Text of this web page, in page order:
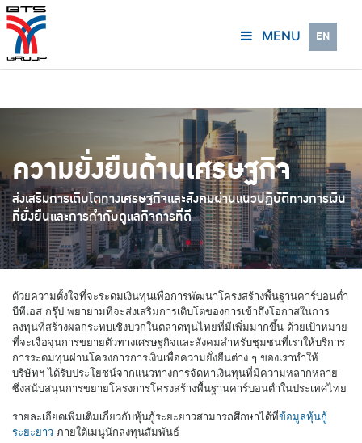
MENU EN
ความยั่งยืนด้านเศรษฐกิจ
ส่งเสริมการเติบโตทางเศรษฐกิจและสังคมผ่านแนวปฏิบัติทางการเงิน
ที่ยั่งยืนและการกำกับดูแลกิจการที่ดี
ด้วยความตั้งใจที่จะระดมเงินทุนเพื่อการพัฒนาโครงสร้างพื้นฐานคาร์บอนต่ำ
บีทีเอส กรุ๊ป พยายามที่จะส่งเสริมการเติบโตของการเข้าถึงโอกาสในการ
ลงทุนที่สร้างผลกระทบเชิงบวกในตลาดทุนไทยที่มีเพิ่มมากขึ้น ด้วยเป้าหมาย
ที่จะเจือจุนการขยายตัวทางเศรษฐกิจและสังคมสำหรับชุมชนที่เราให้บริการ
การระดมทุนผ่านโครงการการเงินเพื่อความยั่งยืนต่าง ๆ ของเราทำให้
บริษัทฯ ได้รับประโยชน์จากแนวทางการจัดหาเงินทุนที่มีความหลากหลาย
ซึ่งสนับสนุนการขยายโครงการโครงสร้างพื้นฐานคาร์บอนต่ำในประเทศไทย
รายละเอียดเพิ่มเติมเกี่ยวกับหุ้นกู้ระยะยาวสามารถศึกษาได้ที่ข้อมูลหุ้นกู้
ระยะยาว ภายใต้เมนูนักลงทุนสัมพันธ์